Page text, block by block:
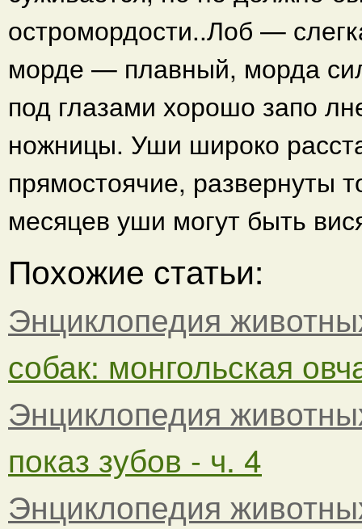
остромордости..Лоб —
морде — плавный, морда
под глазами хорошо запо
ножницы. Уши широко
прямостоячие, развернуты
месяцев уши могут быть
Похожие статьи:
Энциклопедия
собак: монгольская
Энциклопедия
показ зубов - ч. 4
Энциклопедия